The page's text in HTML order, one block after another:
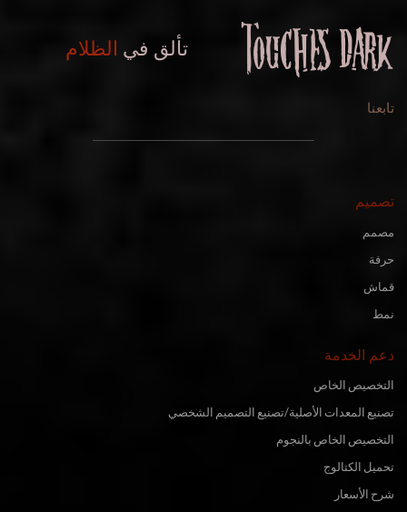
تألق في الظلام
تابعنا
تصميم
مصمم
حرفة
قماش
نمط
دعم الخدمة
التخصيص الخاص
تصنيع المعدات الأصلية/تصنيع التصميم الشخصي
التخصيص الخاص بالنجوم
تحميل الكتالوج
شرح الأسعار